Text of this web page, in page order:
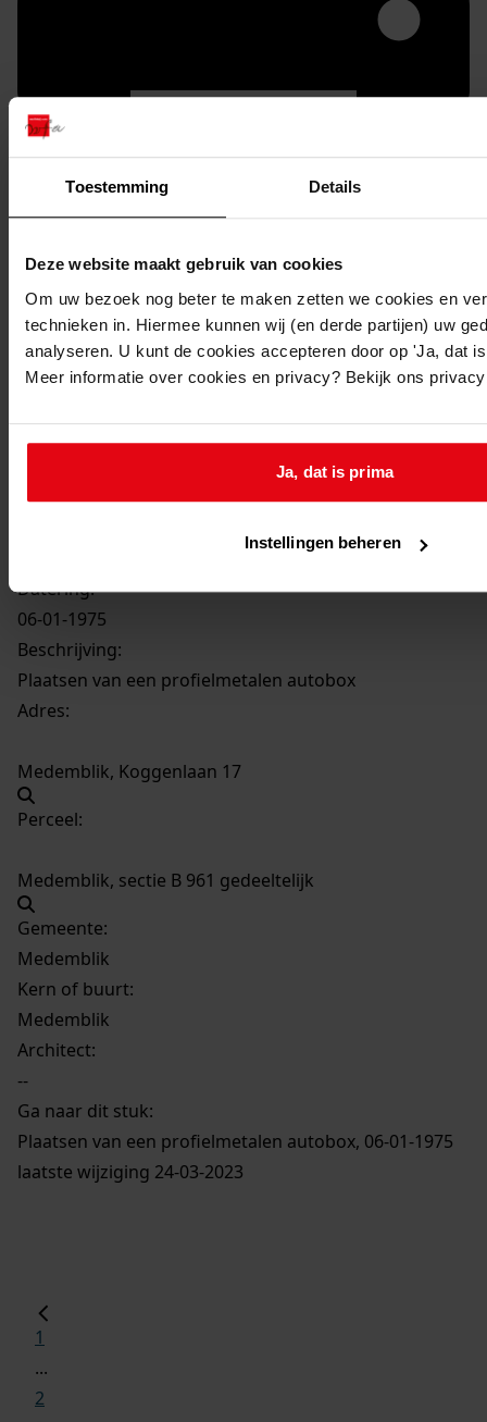
Toestemming Details
Deze website maakt gebruik van cookies
Om uw bezoek nog beter te maken zetten we cookies en
technieken in. Hiermee kunnen wij (en derde partijen) uw
analyseren. U kunt de cookies accepteren door op 'Ja, dat
Meer informatie over cookies en privacy? Bekijk ons
Ja, dat is prima
Instellingen beheren
duurzaam webadres
Datering:
06-01-1975
Beschrijving:
Plaatsen van een profielmetalen autobox
Adres:
Medemblik, Koggenlaan 17
Perceel:
Medemblik, sectie B 961 gedeeltelijk
Gemeente:
Medemblik
Kern of buurt:
Medemblik
Architect:
--
Ga naar dit stuk:
Plaatsen van een profielmetalen autobox, 06-01-1975
laatste wijziging 24-03-2023
1
...
2